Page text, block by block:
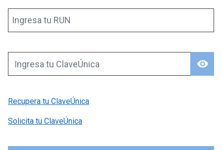
Ingresa tu RUN
visibility
Ingresa tu ClaveÚnica
Recupera tu ClaveÚnica
Solicita tu ClaveÚnica